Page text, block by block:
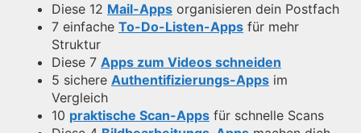
Diese 12 Mail-Apps organisieren dein Postfach
7 einfache To-Do-Listen-Apps für mehr
Struktur
Diese 7 Apps zum Videos schneiden
5 sichere Authentifizierungs-Apps im
Vergleich
10 praktische Scan-Apps für schnelle Scans